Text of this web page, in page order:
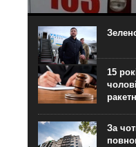
6 серпня до
комплектування на
чоловіка, який
військового обліку.
приміщенні він
інцидент...
15
За